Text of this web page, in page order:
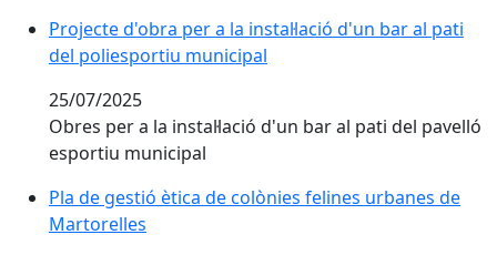
Projecte d'obra per a la instal·lació d'un bar al pati
del poliesportiu municipal
25/07/2025
Obres per a la instal·lació d'un bar al pati del pavelló
esportiu municipal
Pla de gestió ètica de colònies felines urbanes de
Martorelles